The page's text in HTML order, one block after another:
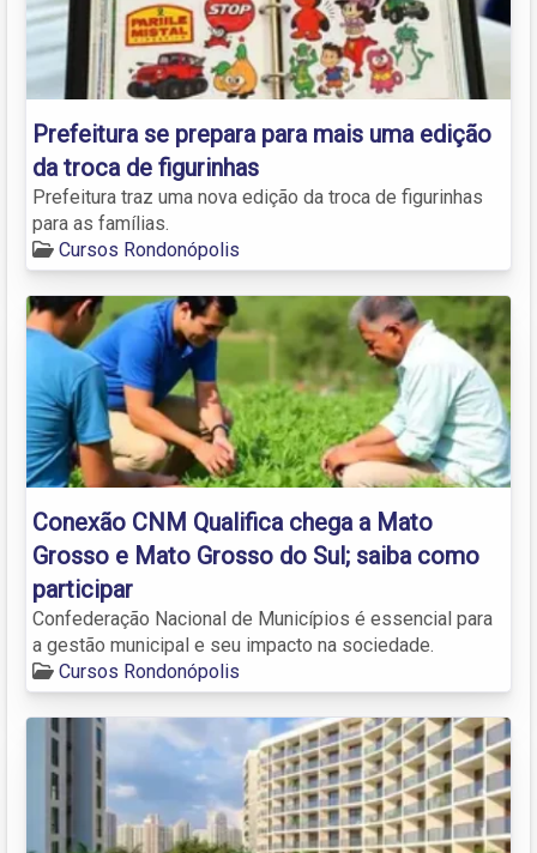
Prefeitura se prepara para mais uma edição
da troca de figurinhas
Prefeitura traz uma nova edição da troca de figurinhas
para as famílias.
Cursos Rondonópolis
Conexão CNM Qualifica chega a Mato
Grosso e Mato Grosso do Sul; saiba como
participar
Confederação Nacional de Municípios é essencial para
a gestão municipal e seu impacto na sociedade.
Cursos Rondonópolis